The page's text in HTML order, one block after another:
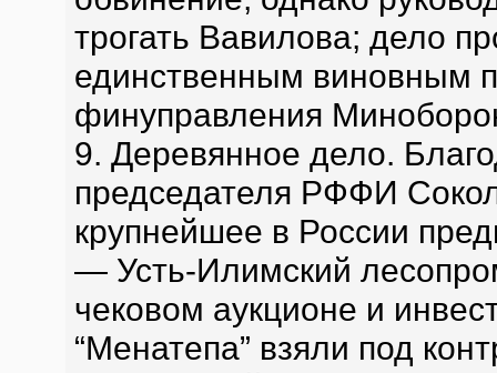
трогать Вавилова; дело
единственным виновным
финуправления
9. Деревянное дело.
председателя РФФИ
крупнейшее в России
— Усть-Илимский
чековом аукционе и
“Менатепа” взяли под